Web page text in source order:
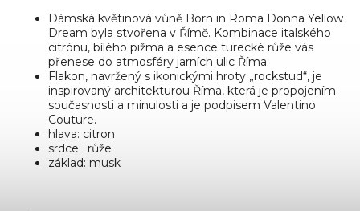
Dámská květinová vůně Born in Roma Donna Yellow
Dream byla stvořena v Římě. Kombinace italského
citrónu, bílého pižma a esence turecké růže vás
přenese do atmosféry jarních ulic Říma.
Flakon, navržený s ikonickými hroty „rockstud“, je
inspirovaný architekturou Říma, která je propojením
současnosti a minulosti a je podpisem Valentino
Couture.
hlava: citron
srdce: růže
základ: musk